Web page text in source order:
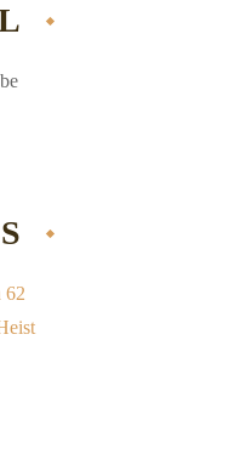
62